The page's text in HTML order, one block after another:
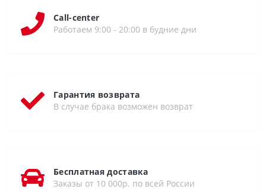
Call-center
Работаем 9:00 - 20:00 в будние дни
Гарантия возврата
В случае брака возможен возврат
Бесплатная доставка
Заказы от 10 000р. по всей России